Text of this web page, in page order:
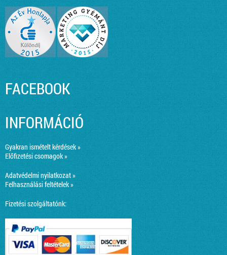
FACEBOOK
INFORMÁCIÓ
Gyakran ismételt kérdések »
Előfizetési csomagok »
Adatvédelmi nyilatkozat »
Felhasználási feltételek »
Fizetési szolgáltatónk: